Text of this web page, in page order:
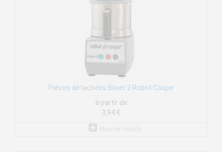
Pièces détachées Blixer 2 Robot Coupe
à partir de
3,94 €